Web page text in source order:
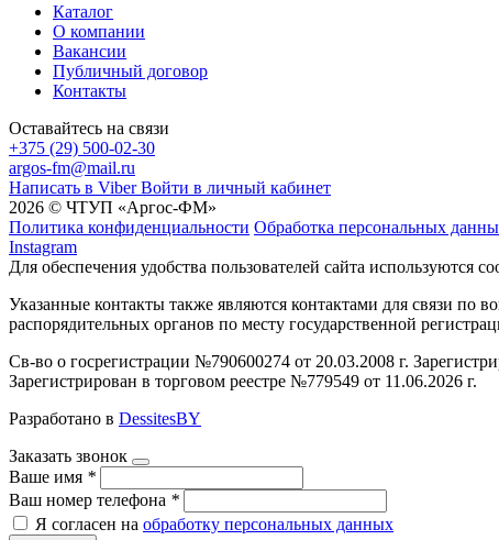
Каталог
О компании
Вакансии
Публичный договор
Контакты
Оставайтесь на связи
+375 (29) 500-02-30
argos-fm@mail.ru
Написать в Viber Войти в личный кабинет
2026 © ЧТУП «Аргос-ФМ»
Политика конфиденциальности Обработка персональных
Instagram
Для обеспечения удобства пользователей сайта используются
Указанные контакты также являются контактами для связи
распорядительных органов по месту государственной
Св-во о госрегистрации №790600274 от 20.03.2008 г.
Зарегистрирован в торговом реестре №779549 от 11.06.2026 г.
Разработано в DessitesBY
Заказать звонок
Ваше имя *
Ваш номер телефона *
Я согласен на обработку персональных данных